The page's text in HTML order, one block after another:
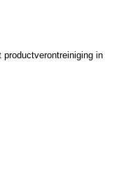
in